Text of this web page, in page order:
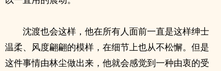
沈渡也会这样，他在所有人面前一直是这样绅士
温柔、风度翩翩的模样，在细节上也从不松懈。但是
这件事情由林尘做出来，他就会感觉到一种由衷的受